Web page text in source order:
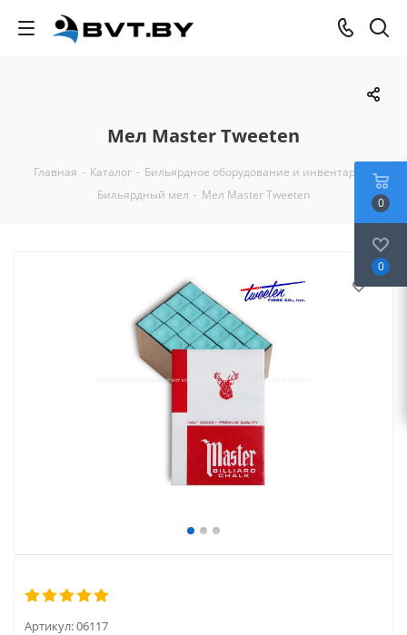
Мел Master Tweeten
Главная - Каталог - Бильярдное оборудование и инвентарь
Бильярдный мел - Мел Master Tweeten
Артикул:06117
0
0